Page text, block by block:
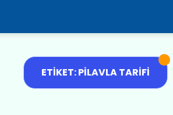
ETIKET: PILAVLA TARIFI